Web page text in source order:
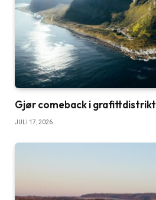
Gjør comeback i grafittdistrikt
JULI 17, 2026